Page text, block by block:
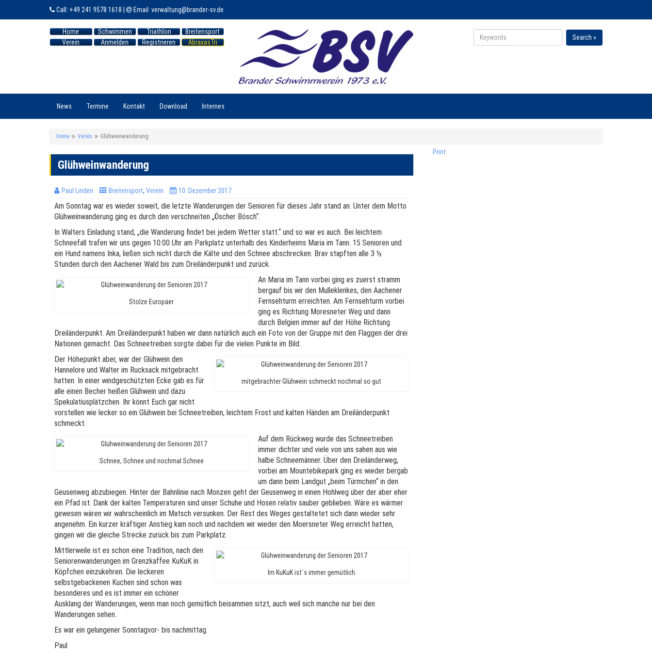
Call: +49 241 9578 1618 Email: verwaltung@brander-sv.de
Home Schwimmen Triathlon
Breitensport
Verein
Anmelden Registrieren AbraxasTri
Search »
News Termine Kontakt Download Internes
Home Verein Glühweinwanderung
Glühweinwanderung
Paul Linden Breitensport, Verein 10. Dezember 2017
Am Sonntag war es wieder soweit, die letzte Wanderungen der Senioren für dieses Jahr stand an. Unter dem Motto
Glühweinwanderung ging es durch den verschneiten „Öscher Bösch“.
In Walters Einladung stand, „die Wanderung findet bei jedem Wetter statt.“ und so war es auch. Bei leichtem
Schneefall trafen wir uns gegen 10:00 Uhr am Parkplatz unterhalb des Kinderheims Maria im Tann. 15 Senioren und
ein Hund namens Inka, ließen sich nicht durch die Kälte und den Schnee abschrecken. Brav stapften alle 3 ½
Stunden durch den Aachener Wald bis zum Dreiländerpunkt und zurück.
Stolze Europäer
An Maria im Tann vorbei ging es zuerst stramm
bergauf bis wir den Mulleklenkes, den Aachener
Fernsehturm erreichten. Am Fernsehturm vorbei
ging es Richtung Moresneter Weg und dann
durch Belgien immer auf der Höhe Richtung
Dreiländerpunkt. Am Dreiländerpunkt haben wir dann natürlich auch ein Foto von der Gruppe mit den Flaggen der drei
Nationen gemacht. Das Schneetreiben sorgte dabei für die vielen Punkte im Bild.
mitgebrachter Glühwein schmeckt nochmal so gut
Der Höhepunkt aber, war der Glühwein den
Hannelore und Walter im Rucksack mitgebracht
hatten. In einer windgeschützten Ecke gab es für
alle einen Becher heißen Glühwein und dazu
Spekulatiusplätzchen. Ihr könnt Euch gar nicht
vorstellen wie lecker so ein Glühwein bei Schneetreiben, leichtem Frost und kalten Händen am Dreiländerpunkt
schmeckt.
Schnee, Schnee und nochmal Schnee
Auf dem Rückweg wurde das Schneetreiben
immer dichter und viele von uns sahen aus wie
halbe Schneemänner. Über den Dreiländerweg,
vorbei am Mountebikepark ging es wieder bergab
um dann beim Landgut „beim Türmchen“ in den
Geusenweg abzubiegen. Hinter der Bahnlinie nach Monzen geht der Geusenweg in einen Hohlweg über der aber eher
ein Pfad ist. Dank der kalten Temperaturen sind unser Schuhe und Hosen relativ sauber geblieben. Wäre es wärmer
gewesen wären wir wahrscheinlich im Matsch versunken. Der Rest des Weges gestaltetet sich dann wieder sehr
angenehm. Ein kurzer kräftiger Anstieg kam noch und nachdem wir wieder den Moersneter Weg erreicht hatten,
gingen wir die gleiche Strecke zurück bis zum Parkplatz.
Im KuKuK ist´s immer gemütlich
Mittlerweile ist es schon eine Tradition, nach den
Seniorenwanderungen im Grenzkaffee KuKuK in
Köpfchen einzukehren. Die leckeren
selbstgebackenen Kuchen sind schon was
besonderes und es ist immer ein schöner
Ausklang der Wanderungen, wenn man noch gemütlich beisammen sitzt, auch weil sich manche nur bei den
Wanderungen sehen.
Es war ein gelungener Sonntagvor- bis nachmittag.
Paul
Print